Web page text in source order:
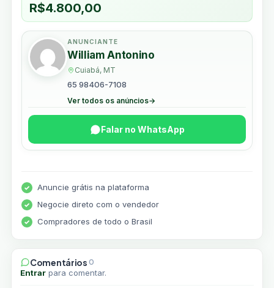
R$4.800,00
ANUNCIANTE
William Antonino
Cuiabá, MT
65 98406-7108
Ver todos os anúncios→
Falar no WhatsApp
Anuncie grátis na plataforma
Negocie direto com o vendedor
Compradores de todo o Brasil
Comentários 0
Entrarpara comentar.